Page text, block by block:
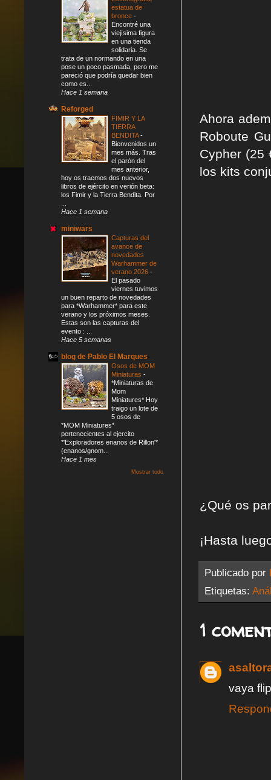
Ahora
Roboute
Cypher (25
los kits
¿Qué os
¡Hasta
Publicado por
Etiquetas:
1
vaya
estatua de
bronce -
Encontré una
viejísima figura
en una tienda
solidaria. Se
trata de un normando en una
pose un poco pasmada, pero me
pareció que podría quedar bien
como es...
Hace 1 semana
Reforged
FIMIR Y LA
TIERRA
BENDITA-
Bienvenidos un
mes más. Tras
el parón del
mes anterior,
hoy os traemos dos nuevos
libros de ejército en verión beta:
los Fimir y la Tierra Bendita. Por
Hace 1 semana
miniwars
Capturas del
avance de
novedades
Warhammer de
verano 2026 -
El pasado
viernes tuvimos
un buen reparto de novedades
para *Warhammer* para este
verano y los próximos meses.
Estas son las capturas del
evento : ...
Hace 5 semanas
blog de Pablo El Marques
Osos de MOM
Miniaturas -
*Miniaturas de
Mom
Miniatures* Hoy
traigo un lote de
5 osos de
*MOM Miniatures*
pertenecientes al ejercito
*'Exploradores enanos de Rillon'*
(enanos/gnom...
Hace 1 mes
Mostrar todo